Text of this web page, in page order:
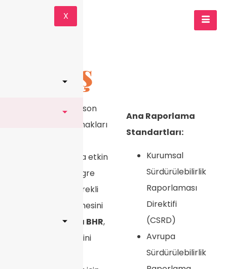
X
Sürüş
Hizmetlerimizin son
aşaması, insan hakları
operasyonlarına etkin
bir şekilde entegre
edilmesini ve sürekli
olarak geliştirilmesini
Minerva BHR,
eylemlerin etkisini
Ana Raporlama
Standartları:
Kurumsal
Sürdürülebilirlik
Raporlaması
Direktifi
(CSRD)
Avrupa
Sürdürülebilirlik